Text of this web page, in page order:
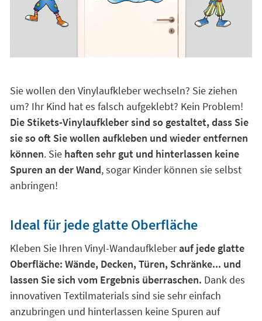
Sie wollen den Vinylaufkleber wechseln? Sie ziehen
um? Ihr Kind hat es falsch aufgeklebt? Kein Problem!
Die Stikets-Vinylaufkleber sind so gestaltet, dass Sie
sie so oft Sie wollen aufkleben und wieder entfernen
können. Sie haften sehr gut und hinterlassen keine
Spuren an der Wand, sogar Kinder können sie selbst
anbringen!
Ideal für jede glatte Oberfläche
Kleben Sie Ihren Vinyl-Wandaufkleberauf jede glatte
Oberfläche: Wände, Decken, Türen, Schränke... und
lassen Sie sich vom Ergebnis überraschen. Dank des
innovativen Textilmaterials sind sie sehr einfach
anzubringen und hinterlassen keine Spuren auf